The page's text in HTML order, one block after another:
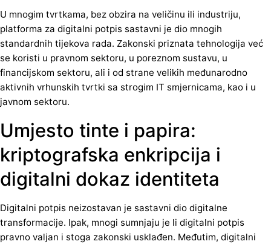
U mnogim tvrtkama, bez obzira na veličinu ili industriju,
platforma za digitalni potpis sastavni je dio mnogih
standardnih tijekova rada. Zakonski priznata tehnologija već
se koristi u pravnom sektoru, u poreznom sustavu, u
financijskom sektoru, ali i od strane velikih međunarodno
aktivnih vrhunskih tvrtki sa strogim IT smjernicama, kao i u
javnom sektoru.
Umjesto tinte i papira:
kriptografska enkripcija i
digitalni dokaz identiteta
Digitalni potpis neizostavan je sastavni dio digitalne
transformacije. Ipak, mnogi sumnjaju je li digitalni potpis
pravno valjan i stoga zakonski usklađen. Međutim, digitalni